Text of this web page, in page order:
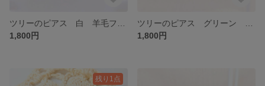
1,800円
1,800円
残り1点